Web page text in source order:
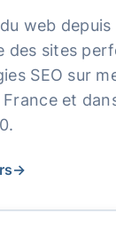
web depuis
des sites
SEO sur
et
→